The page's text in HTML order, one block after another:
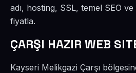
adı, hosting, SSL, temel SEO
fiyatla.
ÇARŞI HAZIR WEB
Kayseri Melikgazi Çarşı